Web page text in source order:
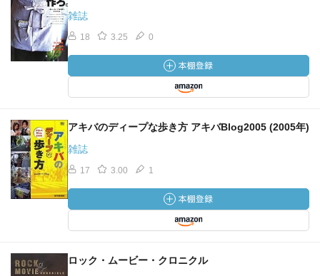
雑誌
18 3.25 0
アキバのディープな歩き方 アキバBlog2005 (2005年)
雑誌
17 3.00 1
ロック・ムービー・クロニクル